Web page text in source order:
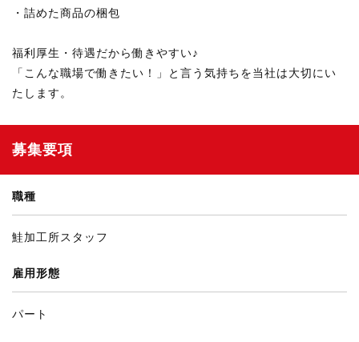
・詰めた商品の梱包
福利厚生・待遇だから働きやすい♪
「こんな職場で働きたい！」と言う気持ちを当社は大切にい
たします。
募集要項
職種
鮭加工所スタッフ
雇用形態
パート